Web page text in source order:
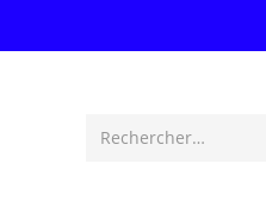
Rechercher…